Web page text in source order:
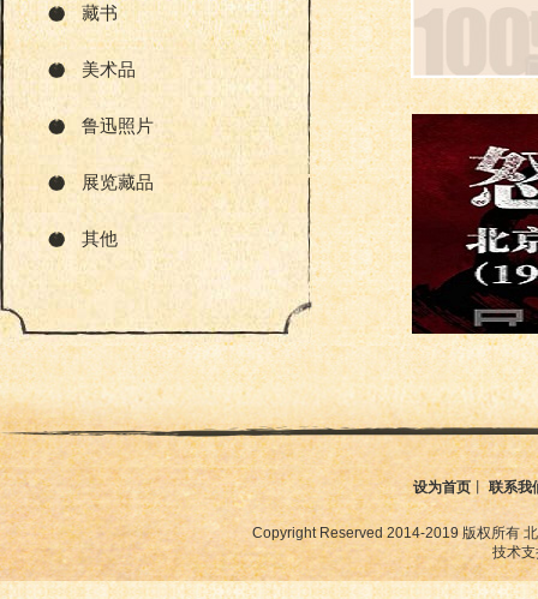
藏书
美术品
鲁迅照片
展览藏品
其他
设为首页丨联系我
Copyright Reserved 2014-2019 版权所有
技术